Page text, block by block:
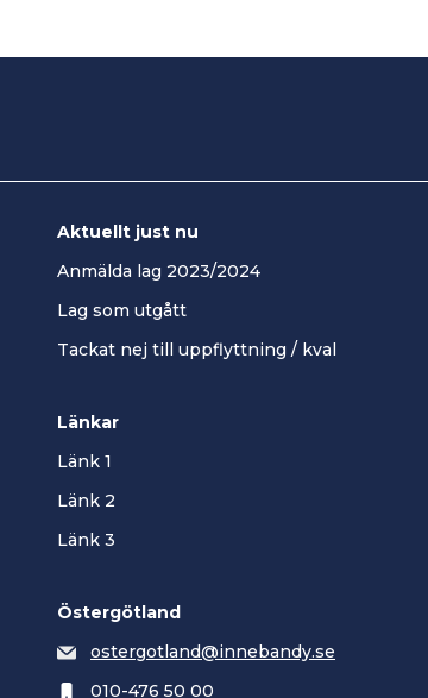
Aktuellt just nu
Anmälda lag 2023/2024
Lag som utgått
Tackat nej till uppflyttning / kval
Länkar
Länk 1
Länk 2
Länk 3
Östergötland
ostergotland@innebandy.se
010-476 50 00